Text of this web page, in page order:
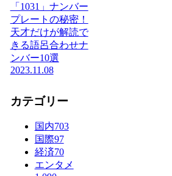
「1031」ナンバー
プレートの秘密！
天才だけが解読で
きる語呂合わせナ
ンバー10選
2023.11.08
カテゴリー
国内703
国際97
経済70
エンタメ